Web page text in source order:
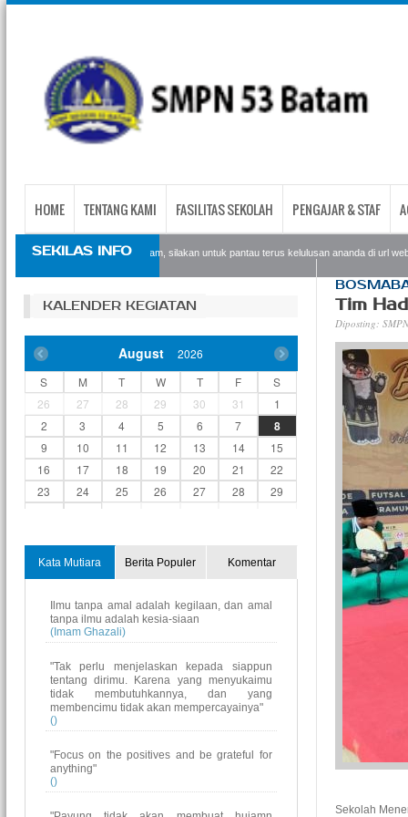
HOME TENTANG KAMI FASILITAS SEKOLAH PENGAJAR & STAF
SEKILAS INFO
Bagi siswa siswi SMPN53 Batam, silakan untuk pantau terus kelulusan ananda di url
Tim
Diposting:
Sekolah
KALENDER KEGIATAN
August
2026
S
M T W T F
S
26
27 28 29 30 31
1
2
3 4 5 6 7 8
9 10 11 12 13 14
15
16
17 18 19 20 21
22
23
24 25 26 27 28
29
Kata Mutiara Berita Populer Komentar
Ilmu tanpa amal adalah kegilaan, dan amal
tanpa ilmu adalah kesia-siaan
(Imam Ghazali)
"Tak perlu menjelaskan kepada siappun
tentang dirimu. Karena yang menyukaimu
tidak membutuhkannya, dan yang
membencimu tidak akan mempercayainya"
()
"Focus on the positives and be grateful for
anything"
()
"Payung tidak akan membuat hujamn
berhenti, tapi membuat kita tetap berjalan